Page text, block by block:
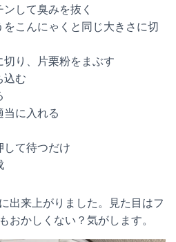
して臭みを抜く
こんにゃくと同じ大きさに切
り、片栗粉をまぶす
込む
当に入れる
して待つだけ
出来上がりました。見た目はフ
おかしくない？気がします。